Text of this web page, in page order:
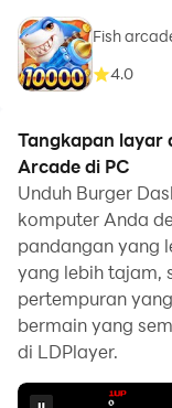
Fish
4.0
Tangkapan layar
Arcade di PC
Unduh Burger
komputer Anda
pandangan yang
yang lebih tajam,
pertempuran
bermain yang
di LDPlayer.